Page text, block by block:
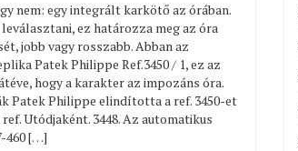
nem: egy integrált karkötő az órában.
ez határozza meg az óra
jobb vagy rosszabb. Abban az
Patek Philippe Ref.3450 / 1, ez az
hogy a karakter az impozáns óra.
Patek Philippe elindította a ref. 3450-et
ref. Utódjaként. 3448. Az automatikus
460 […]